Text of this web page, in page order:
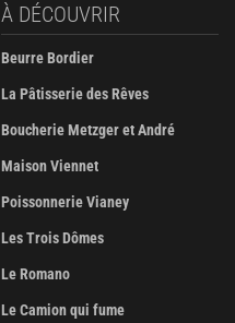
À DÉCOUVRIR
Beurre Bordier
La Pâtisserie des Rêves
Boucherie Metzger et André
Maison Viennet
Poissonnerie Vianey
Les Trois Dômes
Le Romano
Le Camion qui fume